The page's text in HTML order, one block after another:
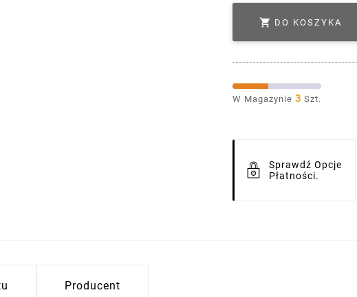
 DO KOSZYKA
W Magazynie 3 Szt.
Sprawdź Opcje
Płatności.
Producent